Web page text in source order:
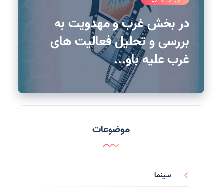
در بخش غرب و مهدویت به
بررسی و تحلیل فعالیت های
غرب علیه باو...
موضوعات
سینما